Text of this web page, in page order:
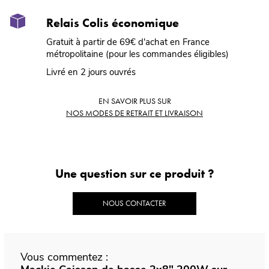
Relais Colis économique
Gratuit à partir de 69€ d'achat en France
métropolitaine (pour les commandes éligibles)
Livré en 2 jours ouvrés
EN SAVOIR PLUS SUR
NOS MODES DE RETRAIT ET LIVRAISON
Une question sur ce produit ?
NOUS CONTACTER
Vous commentez :